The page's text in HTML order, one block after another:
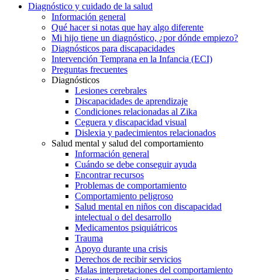
Diagnóstico y cuidado de la salud
Información general
Qué hacer si notas que hay algo diferente
Mi hijo tiene un diagnóstico, ¿por dónde empiezo?
Diagnósticos para discapacidades
Intervención Temprana en la Infancia (ECI)
Preguntas frecuentes
Diagnósticos
Lesiones cerebrales
Discapacidades de aprendizaje
Condiciones relacionadas al Zika
Ceguera y discapacidad visual
Dislexia y padecimientos relacionados
Salud mental y salud del comportamiento
Información general
Cuándo se debe conseguir ayuda
Encontrar recursos
Problemas de comportamiento
Comportamiento peligroso
Salud mental en niños con discapacidad
intelectual o del desarrollo
Medicamentos psiquiátricos
Trauma
Apoyo durante una crisis
Derechos de recibir servicios
Malas interpretaciones del comportamiento